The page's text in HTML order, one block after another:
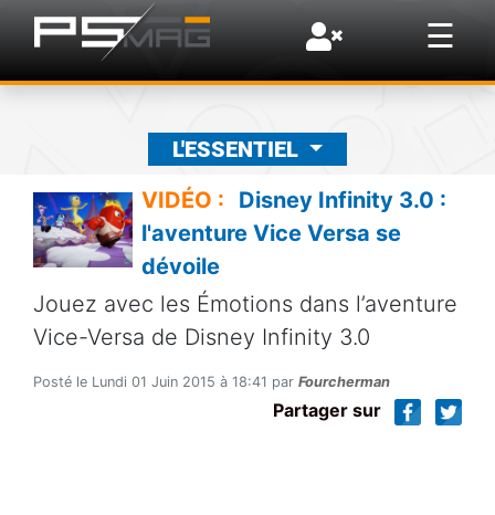
☰
×
L'ESSENTIEL
VIDÉO :
Disney Infinity 3.0 :
l'aventure Vice Versa se
dévoile
Jouez avec les Émotions dans l’aventure
Vice-Versa de Disney Infinity 3.0
Posté le Lundi 01 Juin 2015 à 18:41 par Fourcherman
Partager sur